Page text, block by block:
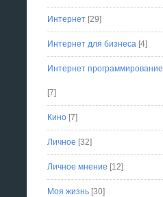
Интернет [29]
Интернет для бизнеса [4]
Интернет программирование
[7]
Кино [7]
Личное [32]
Личное мнение [12]
Моя жизнь [30]